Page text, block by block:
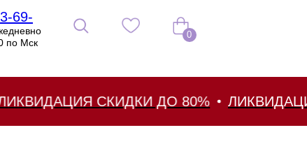
0
69-
по Мск
СКИДКИ ДО 80% ЛИКВИДАЦИЯ